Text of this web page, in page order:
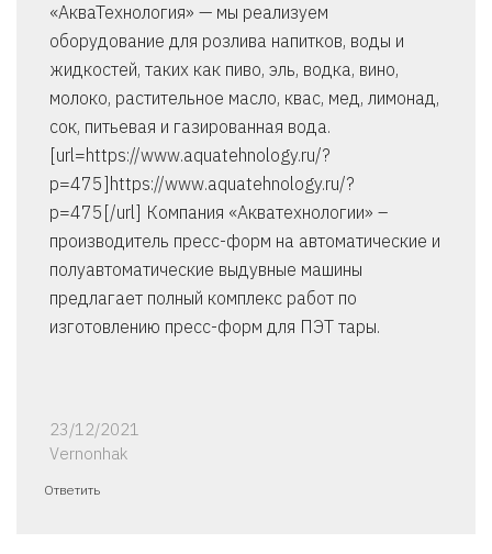
«АкваТехнология» — мы реализуем
оборудование для розлива напитков, воды и
жидкостей, таких как пиво, эль, водка, вино,
молоко, растительное масло, квас, мед, лимонад,
сок, питьевая и газированная вода.
[url=https://www.aquatehnology.ru/?
p=475]https://www.aquatehnology.ru/?
p=475[/url] Компания «Акватехнологии» –
производитель пресс-форм на автоматические и
полуавтоматические выдувные машины
предлагает полный комплекс работ по
изготовлению пресс-форм для ПЭТ тары.
23/12/2021
Vernonhak
Ответить